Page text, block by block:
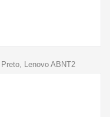
Lenovo ABNT2